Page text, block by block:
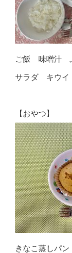
ご飯 味噌汁
サラダ キウイ
【おやつ】
きなこ蒸しパ